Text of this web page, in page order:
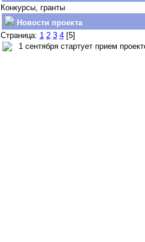
Конкурсы, гранты
Новости проекта
Страница: 1 2 3 4[5]
1 сентября стартует прием